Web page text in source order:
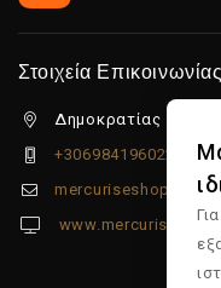
Στοιχεία Επικοινωνίας
Δημοκρατίας 5β
+306984196022